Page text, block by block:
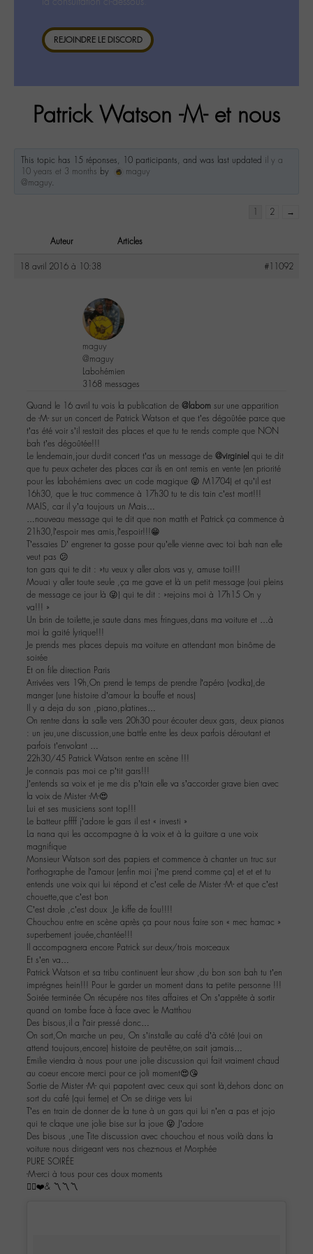
REJOINDRE LE DISCORD
Patrick Watson -M- et nous
This topic has 15 réponses, 10 participants, and was last updated il y a
10 years et 3 months by
maguy
@maguy.
1 2 →
Auteur Articles
18 avril 2016 à 10:38 #11092
maguy
@maguy
Labohémien
3168 messages
Quand le 16 avril tu vois la publication de @labom sur une apparition
de -M- sur un concert de Patrick Watson et que t’es dégoûtée parce que
t’as été voir s’il restait des places et que tu te rends compte que NON
bah t’es dégoûtée!!!
Le lendemain,jour du-dit concert t’as un message de @virginiel qui te dit
que tu peux acheter des places car ils en ont remis en vente (en priorité
pour les labohémiens avec un code magique 😜 M1704) et qu’il est
16h30, que le truc commence à 17h30 tu te dis tain c’est mort!!!
MAIS, car il y’a toujours un Mais…
…nouveau message qui te dit que non matth et Patrick ça commence à
21h30,l’espoir mes amis,l’espoir!!!😁
T’essaies D’ engrener ta gosse pour qu’elle vienne avec toi bah nan elle
veut pas 😕
ton gars qui te dit : »tu veux y aller alors vas y, amuse toi!!!
Mouai y aller toute seule ,ça me gave et là un petit message (oui pleins
de message ce jour là 😜) qui te dit : »rejoins moi à 17h15 On y
va!!! »
Un brin de toilette,je saute dans mes fringues,dans ma voiture et …à
moi la gaité lyrique!!!
Je prends mes places depuis ma voiture en attendant mon binôme de
soirée
Et on file direction Paris
Arrivées vers 19h,On prend le temps de prendre l’apéro (vodka),de
manger (une histoire d’amour la bouffe et nous)
Il y a deja du son ,piano,platines…
On rentre dans la salle vers 20h30 pour écouter deux gars, deux pianos
: un jeu,une discussion,une battle entre les deux parfois déroutant et
parfois t’envolant …
22h30/45 Patrick Watson rentre en scène !!!
Je connais pas moi ce p’tit gars!!!
J’entends sa voix et je me dis p’tain elle va s’accorder grave bien avec
la voix de Mister -M-😍
Lui et ses musiciens sont top!!!
Le batteur pffff j’adore le gars il est « investi »
La nana qui les accompagne à la voix et à la guitare a une voix
magnifique
Monsieur Watson sort des papiers et commence à chanter un truc sur
l’orthographe de l’amour (enfin moi j’me prend comme ça) et et et tu
entends une voix qui lui répond et c’est celle de Mister -M- et que c’est
chouette,que c’est bon
C’est drole ,c’est doux .Je kiffe de fou!!!!
Chouchou entre en scène après ça pour nous faire son « mec hamac »
superbement jouée,chantée!!!
Il accompagnera encore Patrick sur deux/trois morceaux
Et s’en va…
Patrick Watson et sa tribu continuent leur show ,du bon son bah tu t’en
imprégnes hein!!! Pour le garder un moment dans ta petite personne !!!
Soirée terminée On récupére nos tites affaires et On s’apprête à sortir
quand on tombe face à face avec le Matthou
Des bisous,il a l’air pressé donc…
On sort,On marche un peu, On s’installe au café d’à côté (oui on
attend toujours,encore) histoire de peut-être,on sait jamais…
Emilie viendra à nous pour une jolie discussion qui fait vraiment chaud
au coeur encore merci pour ce joli moment😍😘
Sortie de Mister -M- qui papotent avec ceux qui sont là,dehors donc on
sort du café (qui ferme) et On se dirige vers lui
T’es en train de donner de la tune à un gars qui lui n’en a pas et jojo
qui te claque une jolie bise sur la joue 😜 J’adore
Des bisous ,une Tite discussion avec chouchou et nous voilà dans la
voiture nous dirigeant vers nos chez-nous et Morphée
PURE SOIRÉE
-M-erci à tous pour ces doux moments
✌🏼️❤️& 〽️〽️〽️